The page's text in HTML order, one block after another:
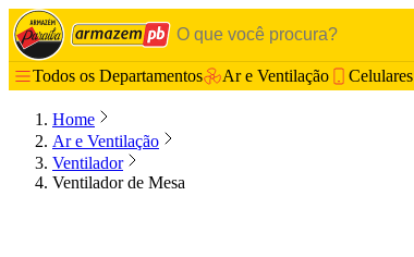
Todos os Departamentos Ar e Ventilação Celulares
Home
Ar e Ventilação
Ventilador
Ventilador de Mesa